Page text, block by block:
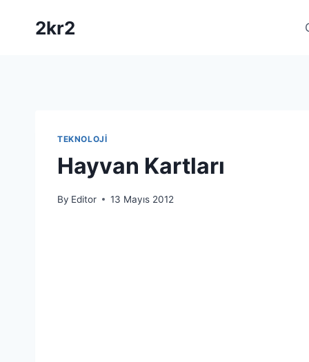
2kr2
TEKNOLOJI
Hayvan Kartları
By Editor 13 Mayıs 2012